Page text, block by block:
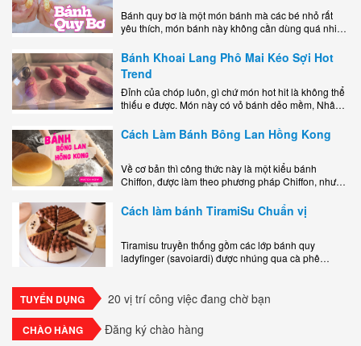
Bánh quy bơ là một món bánh mà các bé nhỏ rất
yêu thích, món bánh này không cần dùng quá nhiều
Bánh Khoai Lang Phô Mai Kéo Sợi Hot
Trend
Đỉnh của chóp luôn, gì chứ món hot hit là không thể
thiếu e được. Món này có vỏ bánh dẻo mềm, Nhân
Cách Làm Bánh Bông Lan Hồng Kong
Về cơ bản thì công thức này là một kiểu bánh
Chiffon, được làm theo phương pháp Chiffon, nhưng
ngon, làm..
Cách làm bánh TiramiSu Chuẩn vị
Tiramisu truyền thống gồm các lớp bánh quy
ladyfinger (savoiardi) được nhúng qua cà phê
TUYỂN DỤNG 20 vị trí công việc đang chờ bạn
CHÀO HÀNG Đăng ký chào hàng